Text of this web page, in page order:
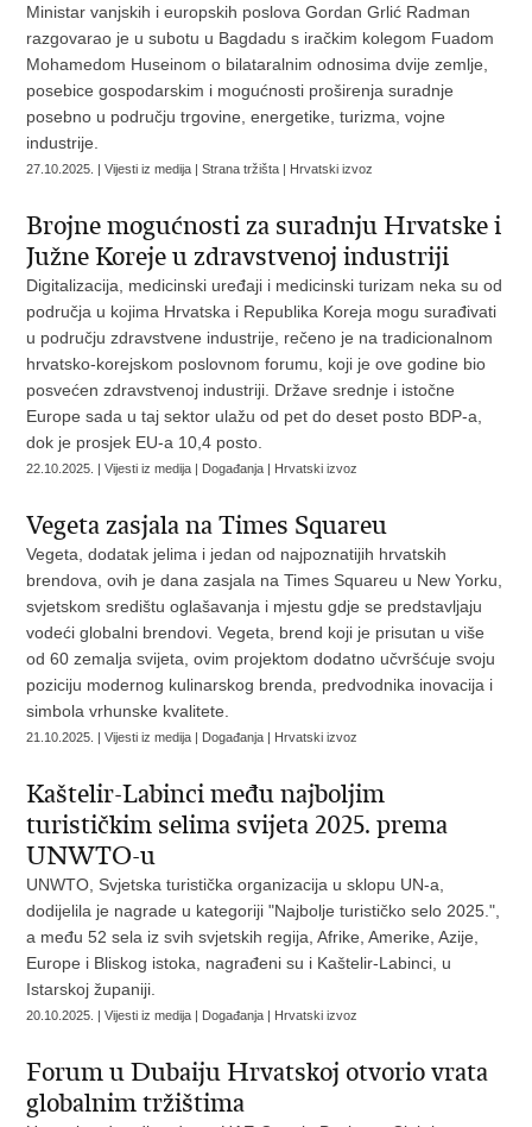
Ministar vanjskih i europskih poslova Gordan Grlić Radman
razgovarao je u subotu u Bagdadu s iračkim kolegom Fuadom
Mohamedom Huseinom o bilataralnim odnosima dvije zemlje,
posebice gospodarskim i mogućnosti proširenja suradnje
posebno u području trgovine, energetike, turizma, vojne
industrije.
27.10.2025. | Vijesti iz medija | Strana tržišta | Hrvatski izvoz
Brojne mogućnosti za suradnju Hrvatske i
Južne Koreje u zdravstvenoj industriji
Digitalizacija, medicinski uređaji i medicinski turizam neka su od
područja u kojima Hrvatska i Republika Koreja mogu surađivati
u području zdravstvene industrije, rečeno je na tradicionalnom
hrvatsko-korejskom poslovnom forumu, koji je ove godine bio
posvećen zdravstvenoj industriji. Države srednje i istočne
Europe sada u taj sektor ulažu od pet do deset posto BDP-a,
dok je prosjek EU-a 10,4 posto.
22.10.2025. | Vijesti iz medija | Događanja | Hrvatski izvoz
Vegeta zasjala na Times Squareu
Vegeta, dodatak jelima i jedan od najpoznatijih hrvatskih
brendova, ovih je dana zasjala na Times Squareu u New Yorku,
svjetskom središtu oglašavanja i mjestu gdje se predstavljaju
vodeći globalni brendovi. Vegeta, brend koji je prisutan u više
od 60 zemalja svijeta, ovim projektom dodatno učvršćuje svoju
poziciju modernog kulinarskog brenda, predvodnika inovacija i
simbola vrhunske kvalitete.
21.10.2025. | Vijesti iz medija | Događanja | Hrvatski izvoz
Kaštelir-Labinci među najboljim
turističkim selima svijeta 2025. prema
UNWTO-u
UNWTO, Svjetska turistička organizacija u sklopu UN-a,
dodijelila je nagrade u kategoriji "Najbolje turističko selo 2025.",
a među 52 sela iz svih svjetskih regija, Afrike, Amerike, Azije,
Europe i Bliskog istoka, nagrađeni su i Kaštelir-Labinci, u
Istarskoj županiji.
20.10.2025. | Vijesti iz medija | Događanja | Hrvatski izvoz
Forum u Dubaiju Hrvatskoj otvorio vrata
globalnim tržištima